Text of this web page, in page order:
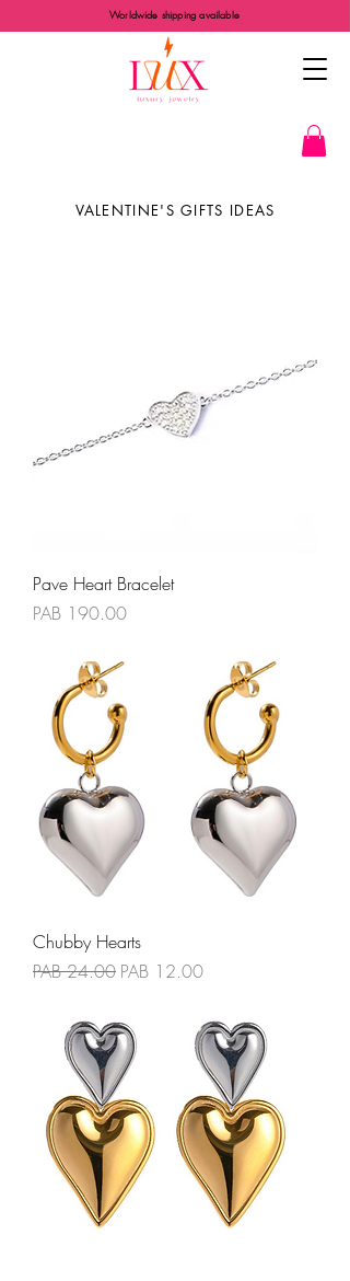
Worldwide shipping available
VALENTINE'S GIFTS IDEAS
Pave Heart Bracelet
Precio
PAB 190.00
Chubby Hearts
Precio
PAB 24.00 Precio de oferta
PAB 12.00